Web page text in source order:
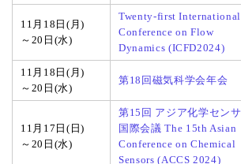
11月18日(月)
～20日(水)
Twenty-first International
Conference on Flow
Dynamics (ICFD2024)
11月18日(月)
～20日(水)
第18回磁気科学会年会
11月17日(日)
～20日(水)
第15回 アジア化学センサ
国際会議 The 15th Asian
Conference on Chemical
Sensors (ACCS 2024)